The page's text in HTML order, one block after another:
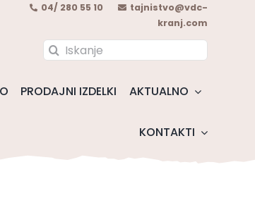
04/ 280 55 10
tajnistvo@vdc-
kranj.com
Search
PRODAJNI IZDELKI AKTUALNO
KONTAKTI